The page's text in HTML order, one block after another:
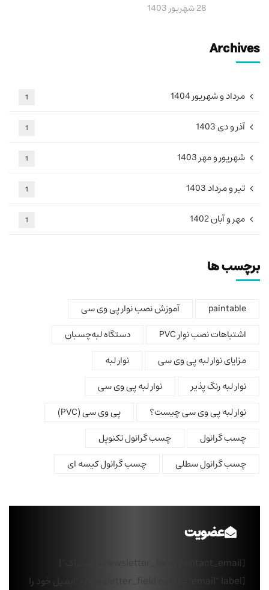
28 شهریور 1403
Archives
مرداد و شهریور 1404 1
آذر و دی 1403 1
شهریور و مهر 1403 1
تیر و مرداد 1403 1
مهر و آبان 1402 1
برچسب ها
paintable
آموزش نصب نوار پی وی سی
اشتباهات نصب نوار PVC
دستگاه لبه‌چسبان
مزایای نوار لبه پی وی سی
نوار لبه
نوار لبه رنگ پذیر
نوار لبه پی وی سی
نوار لبه پی وی سی چیست؟
پی وی سی (PVC)
چسب گرانول
چسب گرانول تکنوپل
چسب گرانول سطلی
چسب گرانول کیسه ای
عضویت
[newsletter_field name="email" label="ایمیل خود را